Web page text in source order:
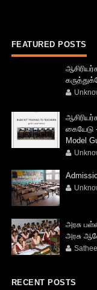
FEATURED POSTS
கையேடு
Model
அரசு
அரசு
RECENT POSTS